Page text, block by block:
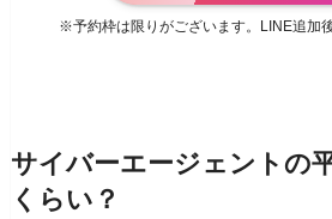
※予約枠は限りがございます。LINE追加
サイバーエージェントの
くらい？